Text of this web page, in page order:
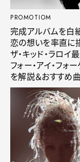
PROMOTIOM
完成アルバムを白
恋の想いを率直に
ザ・キッド・ラロイ
フォー・アイ・フォー
を解説＆おすすめ